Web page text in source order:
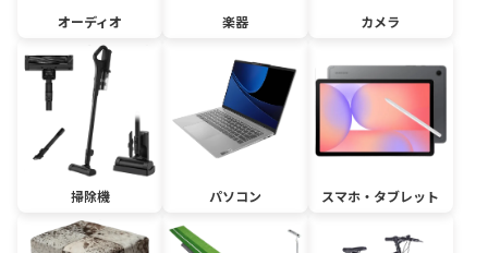
オーディオ 楽器 カメラ
掃除機 パソコン スマホ・タブレット